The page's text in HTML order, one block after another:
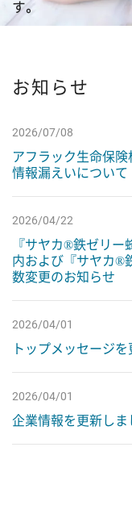
CSR
仕事を知る
人を知る(キャリア)
若手社員座談会
中堅社員座談会
成長を支える制度
ワークとライフを
新卒採用
キャリア採用
す。
お知らせ
2026/07/08
アフラック生命保
情報漏えいについて
2026/04/22
『サヤカ®鉄ゼリ
内および『サヤカ®
数変更のお知らせ
2026/04/01
トップメッセージ
2026/04/01
企業情報を更新しま